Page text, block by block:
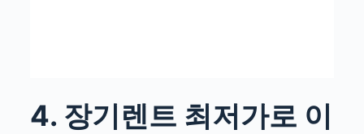
4. 장기렌트 최저가로 이